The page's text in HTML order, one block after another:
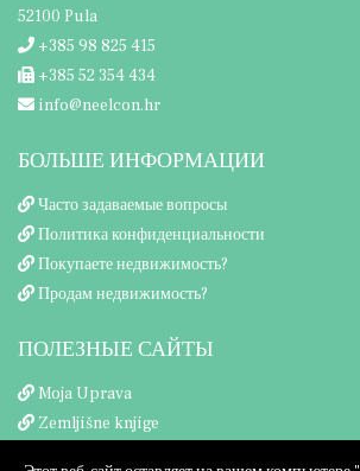
52100 Pula
+385 98 825 415
+385 52 354 434
info@neelcon.hr
БОЛЬШЕ ИНФОРМАЦИИ
Часто задаваемые вопросы
Политика конфиденциальности
Покупаете недвижимость?
Продам недвижимость?
ПОЛЕЗНЫЕ САЙТЫ
Moja Uprava
Zemljišne knjige